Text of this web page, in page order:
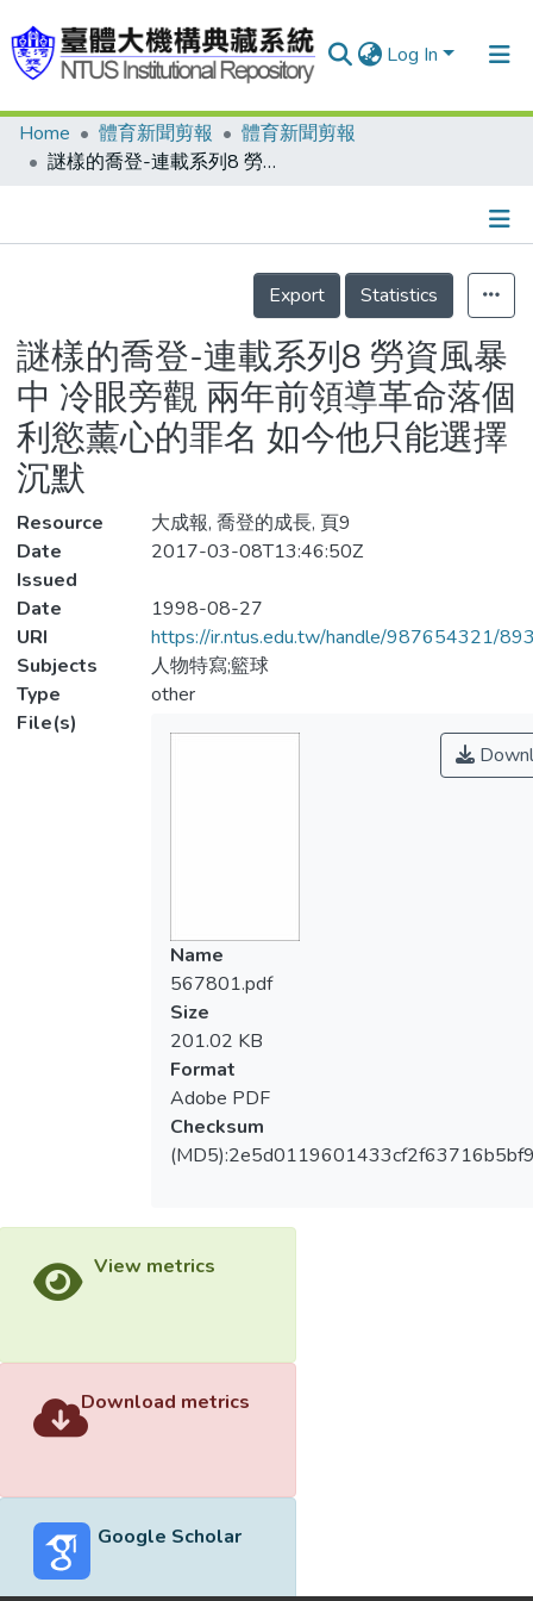
Log In
Communities & Collections
Statistics
Home 體育新聞剪報
體育新聞剪報
謎樣的喬登-連載系列8 勞資風暴中 冷眼旁觀 兩年前領導革命落個利慾薰心的罪名 如今他只能選擇沉默
Details
Export
Statistics
謎樣的喬登-連載系列8 勞資風暴
中 冷眼旁觀 兩年前領導革命落個
利慾薰心的罪名 如今他只能選擇
沉默
Resource
大成報, 喬登的成長, 頁9
Date
Issued
2017-03-08T13:46:50Z
Date
1998-08-27
URI
https://ir.ntus.edu.tw/handle/987654321/
Subjects
人物特寫;籃球
Type
other
File(s)
Name
567801.pdf
Size
201.02 KB
Format
Adobe PDF
Checksum
View metrics
Download metrics
Google Scholar